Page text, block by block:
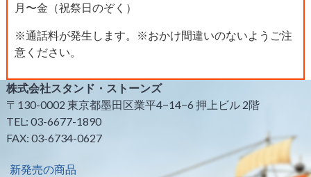
月〜金（祝祭日のぞく）
※通話料が発生します。※おかけ間違いのないようご注
意ください。
株式会社スタンド・ストーンズ
〒130-0002 東京都墨田区業平4−14−6 押上ビル 2階
TEL: 03-6677-1890
FAX: 03-6734-0627
新発売の商品